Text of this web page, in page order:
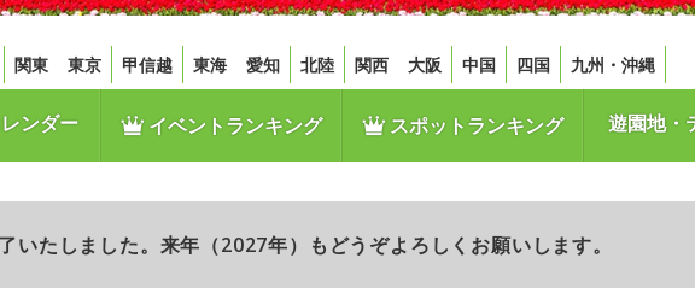
関東 東京 甲信越 東海 愛知 北陸 関西 大阪 中国 四国 九州・沖縄
ンダー イベントランキング スポットランキング 遊園地・
いたしました。来年（2027年）もどうぞよろしくお願いします。